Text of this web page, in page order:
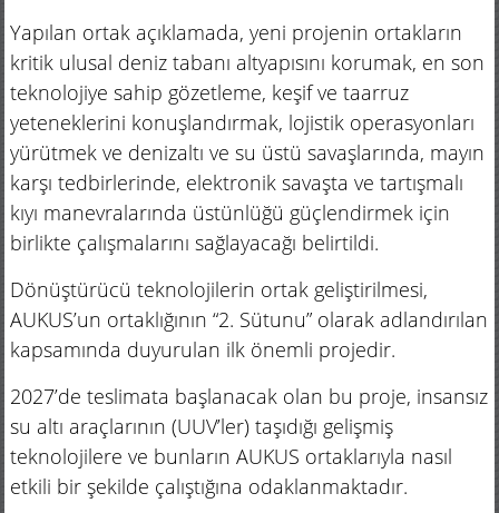
Yapılan ortak açıklamada, yeni projenin ortakların
kritik ulusal deniz tabanı altyapısını korumak, en son
teknolojiye sahip gözetleme, keşif ve taarruz
yeteneklerini konuşlandırmak, lojistik operasyonları
yürütmek ve denizaltı ve su üstü savaşlarında, mayın
karşı tedbirlerinde, elektronik savaşta ve tartışmalı
kıyı manevralarında üstünlüğü güçlendirmek için
birlikte çalışmalarını sağlayacağı belirtildi.
Dönüştürücü teknolojilerin ortak geliştirilmesi,
AUKUS’un ortaklığının “2. Sütunu” olarak adlandırılan
kapsamında duyurulan ilk önemli projedir.
2027’de teslimata başlanacak olan bu proje, insansız
su altı araçlarının (UUV’ler) taşıdığı gelişmiş
teknolojilere ve bunların AUKUS ortaklarıyla nasıl
etkili bir şekilde çalıştığına odaklanmaktadır.